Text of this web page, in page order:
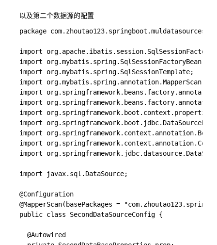
以及第二个数据源的配置
package
import org.apache.ibatis.session.SqlSessionFactory;
import org.mybatis.spring.SqlSessionFactoryBean;
import org.mybatis.spring.SqlSessionTemplate;
import org.mybatis.spring.annotation.MapperScan;
import
import
import
import
import org.springframework.context.annotation.Bean;
import
import
import javax.sql.DataSource;
@Configuration
@MapperScan(basePackages =
public class SecondDataSourceConfig {
  @Autowired